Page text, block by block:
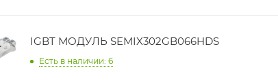
IGBT МОДУЛЬ SEMIX302GB066HDS
Есть в наличии: 6